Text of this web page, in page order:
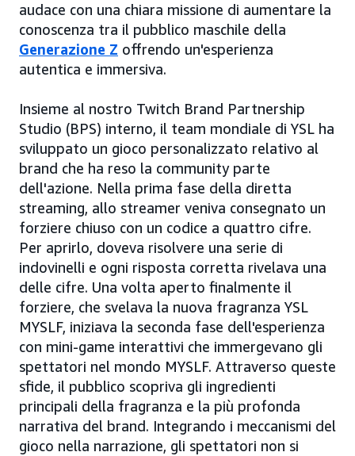
audace con una chiara missione di aumentare la
conoscenza tra il pubblico maschile della
Generazione Z offrendo un'esperienza
autentica e immersiva.
Insieme al nostro Twitch Brand Partnership
Studio (BPS) interno, il team mondiale di YSL ha
sviluppato un gioco personalizzato relativo al
brand che ha reso la community parte
dell'azione. Nella prima fase della diretta
streaming, allo streamer veniva consegnato un
forziere chiuso con un codice a quattro cifre.
Per aprirlo, doveva risolvere una serie di
indovinelli e ogni risposta corretta rivelava una
delle cifre. Una volta aperto finalmente il
forziere, che svelava la nuova fragranza YSL
MYSLF, iniziava la seconda fase dell'esperienza
con mini-game interattivi che immergevano gli
spettatori nel mondo MYSLF. Attraverso queste
sfide, il pubblico scopriva gli ingredienti
principali della fragranza e la più profonda
narrativa del brand. Integrando i meccanismi del
gioco nella narrazione, gli spettatori non si